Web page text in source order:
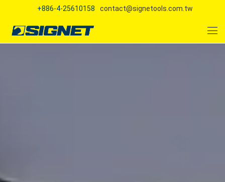
+886-4-25610158 contact@signetools.com.tw